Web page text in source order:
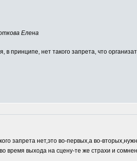
Елена
в принципе, нет такого запрета, что
запрета нет,это во-первых,а во-
время выхода на сцену-те же страхи и